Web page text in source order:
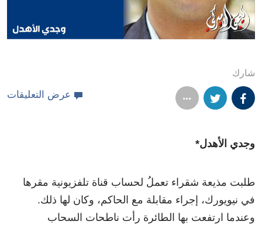
شارك
عرض التعليقات
وجدي الأهدل*
طلبت مذيعة شقراء تعملُ لحساب قناة تلفزيونية مقرها
في نيويورك، إجراء مقابلة مع الحاكم، وكان لها ذلك.
وعندما ارتفعت بها الطائرة رأت ناطحات السحاب